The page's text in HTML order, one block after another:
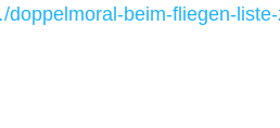
doppelmoral-beim-fliegen-